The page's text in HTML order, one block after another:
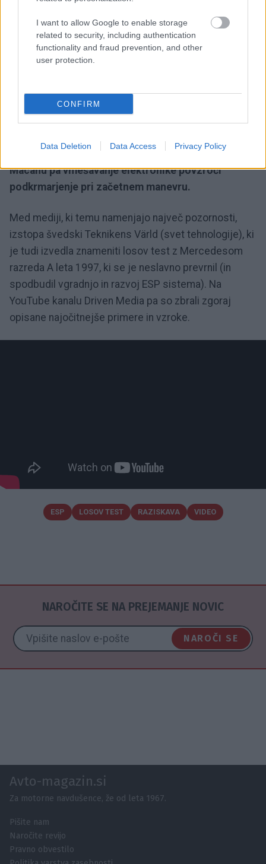
I want to allow Google to enable storage
related to security, including authentication
functionality and fraud prevention, and other
user protection.
CONFIRM
Data Deletion Data Access Privacy Policy
različni dejavniki. Nekako najočitnejši je premehko
vzmetenje v kombinaciji z visokim težiščem in
posledično preveč izrazito nagibanje karoserije.
Temu sta podlegla na primer Toyota Hilux in Jeep
pa premalo na zadnji. Zanimivo je, da vhunska
vodljivost in stabilnost pri izogibalnem manevru nista
Competition in M4 Competition. Pri Porschejevem
Macanu pa vmešavanje elektronike povzroči
podkrmarjenje pri začetnem manevru.
Med mediji, ki temu namenjajo največ pozornosti,
izstopa švedski Teknikens Värld (svet tehnologije), ki
je tudi izvedla znameniti losov test z Mercedesom
razreda A leta 1997, ki se je neslavno prevrnil (in
spodbudil vgradnjo in razvoj ESP sistema). Na
YouTube kanalu Driven Media pa so zbrali zgoraj
opisane najočitnejše primere in vzroke.
ESP LOSOV TEST RAZISKAVA VIDEO
NAROČITE SE NA PREJEMANJE NOVIC
NAROČI SE
Avto-magazin.si
Za motorne navdušence, že od leta 1967.
Pišite nam
Naročite revijo
Pravno obvestilo